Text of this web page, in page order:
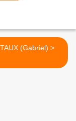
HANOTAUX (Gabriel) >